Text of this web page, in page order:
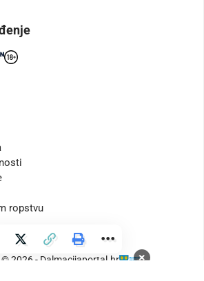
×
ropstvu
2026 - Dalmacijaportal.hr